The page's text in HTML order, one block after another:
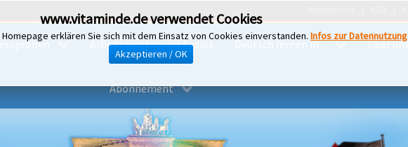
Leseproben Arbeitsblätter und Audios Deutsch lernen in ... Über uns
Abonnement
www.vitaminde.de verwendet Cookies
erklären Sie sich mit dem Einsatz von Cookies einverstanden. Infos zur Datennutzung
Akzeptieren / OK